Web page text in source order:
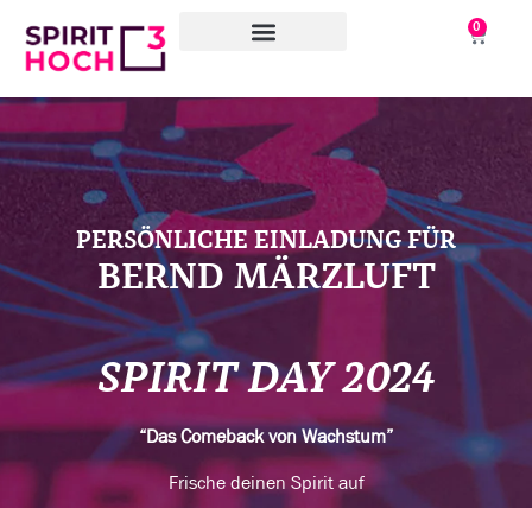
0
PERSÖNLICHE EINLADUNG FÜR
BERND MÄRZLUFT
SPIRIT DAY 2024
“Das Comeback von Wachstum”
Frische deinen Spirit auf